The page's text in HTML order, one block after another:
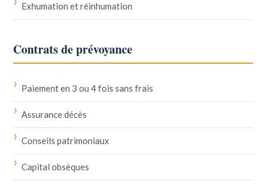
Exhumation et réinhumation
Contrats de prévoyance
Paiement en 3 ou 4 fois sans frais
Assurance décès
Conseils patrimoniaux
Capital obsèques